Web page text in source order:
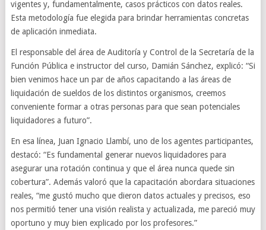
vigentes y, fundamentalmente, casos prácticos con datos reales.
Esta metodología fue elegida para brindar herramientas concretas
de aplicación inmediata.
El responsable del área de Auditoría y Control de la Secretaría de la
Función Pública e instructor del curso, Damián Sánchez, explicó: “Si
bien venimos hace un par de años capacitando a las áreas de
liquidación de sueldos de los distintos organismos, creemos
conveniente formar a otras personas para que sean potenciales
liquidadores a futuro”.
En esa línea, Juan Ignacio Llambí, uno de los agentes participantes,
destacó: “Es fundamental generar nuevos liquidadores para
asegurar una rotación continua y que el área nunca quede sin
cobertura”. Además valoró que la capacitación abordara situaciones
reales, “me gustó mucho que dieron datos actuales y precisos, eso
nos permitió tener una visión realista y actualizada, me pareció muy
oportuno y muy bien explicado por los profesores.”